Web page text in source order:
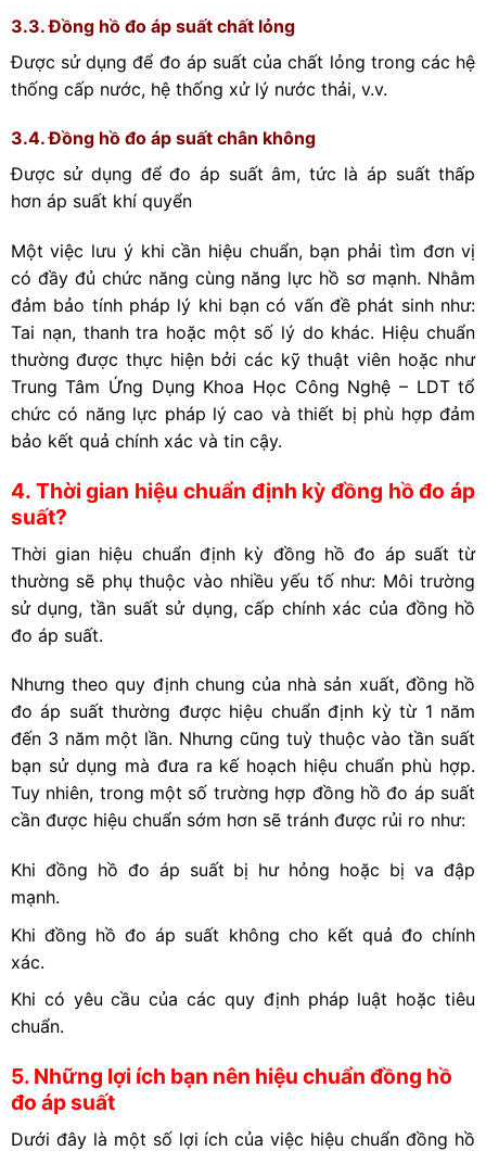
3.3. Đồng hồ đo áp suất chất lỏng
Được sử dụng để đo áp suất của chất lỏng trong các hệ
thống cấp nước, hệ thống xử lý nước thải, v.v.
3.4. Đồng hồ đo áp suất chân không
Được sử dụng để đo áp suất âm, tức là áp suất thấp
hơn áp suất khí quyển
Một việc lưu ý khi cần hiệu chuẩn, bạn phải tìm đơn vị
có đầy đủ chức năng cùng năng lực hồ sơ mạnh. Nhằm
đảm bảo tính pháp lý khi bạn có vấn đề phát sinh như:
Tai nạn, thanh tra hoặc một số lý do khác. Hiệu chuẩn
thường được thực hiện bởi các kỹ thuật viên hoặc như
Trung Tâm Ứng Dụng Khoa Học Công Nghệ – LDT tổ
chức có năng lực pháp lý cao và thiết bị phù hợp đảm
bảo kết quả chính xác và tin cậy.
4. Thời gian hiệu chuẩn định kỳ đồng hồ đo áp
suất?
Thời gian hiệu chuẩn định kỳ đồng hồ đo áp suất từ
thường sẽ phụ thuộc vào nhiều yếu tố như: Môi trường
sử dụng, tần suất sử dụng, cấp chính xác của đồng hồ
đo áp suất.
Nhưng theo quy định chung của nhà sản xuất, đồng hồ
đo áp suất thường được hiệu chuẩn định kỳ từ 1 năm
đến 3 năm một lần. Nhưng cũng tuỳ thuộc vào tần suất
bạn sử dụng mà đưa ra kế hoạch hiệu chuẩn phù hợp.
Tuy nhiên, trong một số trường hợp đồng hồ đo áp suất
cần được hiệu chuẩn sớm hơn sẽ tránh được rủi ro như:
Khi đồng hồ đo áp suất bị hư hỏng hoặc bị va đập
mạnh.
Khi đồng hồ đo áp suất không cho kết quả đo chính
xác.
Khi có yêu cầu của các quy định pháp luật hoặc tiêu
chuẩn.
5. Những lợi ích bạn nên hiệu chuẩn đồng hồ
đo áp suất
Dưới đây là một số lợi ích của việc hiệu chuẩn đồng hồ